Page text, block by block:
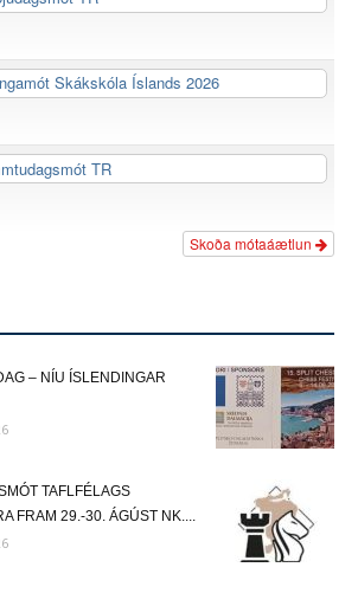
Skákskóla Íslands 2026
TR
Skoða mótaáætlun
– NÍU ÍSLENDINGAR
TAFLFÉLAGS
FRAM 29.-30. ÁGÚST NK....